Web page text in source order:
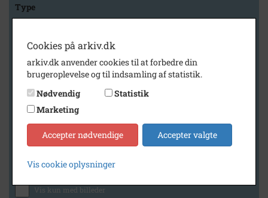
Type
Arkiv
Faxe Kommunes Arkiver
Generelt
Vis kun med billeder
Cookies på arkiv.dk
arkiv.dk anvender cookies til at forbedre din
brugeroplevelse og til indsamling af statistik.
Nødvendig
Statistik
Marketing
Accepter nødvendige Accepter valgte
Vis cookie oplysninger